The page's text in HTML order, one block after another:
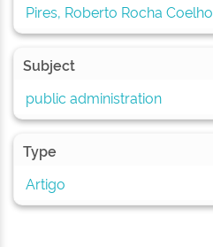
Pires, Roberto Rocha Coelho
Subject
public administration
Type
Artigo